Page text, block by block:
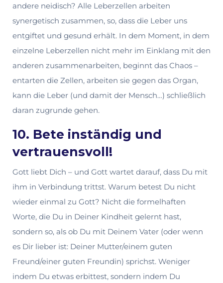
andere neidisch? Alle Leberzellen arbeiten
synergetisch zusammen, so, dass die Leber uns
entgiftet und gesund erhält. In dem Moment, in dem
einzelne Leberzellen nicht mehr im Einklang mit den
anderen zusammenarbeiten, beginnt das Chaos –
entarten die Zellen, arbeiten sie gegen das Organ,
kann die Leber (und damit der Mensch…) schließlich
daran zugrunde gehen.
10. Bete inständig und
vertrauensvoll!
Gott liebt Dich – und Gott wartet darauf, dass Du mit
ihm in Verbindung trittst. Warum betest Du nicht
wieder einmal zu Gott? Nicht die formelhaften
Worte, die Du in Deiner Kindheit gelernt hast,
sondern so, als ob Du mit Deinem Vater (oder wenn
es Dir lieber ist: Deiner Mutter/einem guten
Freund/einer guten Freundin) sprichst. Weniger
indem Du etwas erbittest, sondern indem Du